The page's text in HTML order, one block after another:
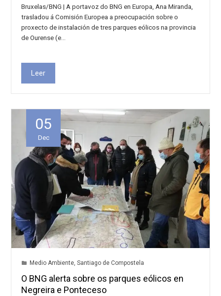
Bruxelas/BNG | A portavoz do BNG en Europa, Ana Miranda,
trasladou á Comisión Europea a preocupación sobre o
proxecto de instalación de tres parques eólicos na provincia
de Ourense (e…
Leer
05
Dec
Medio Ambiente,Santiago de Compostela
O BNG alerta sobre os parques eólicos en
Negreira e Ponteceso